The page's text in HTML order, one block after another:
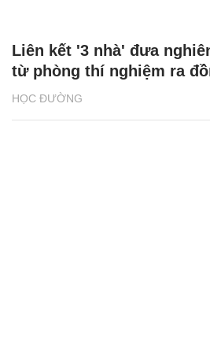
HỌC ĐƯỜNG
Liên kết '3 nhà' đưa
từ phòng thí nghiệm ra